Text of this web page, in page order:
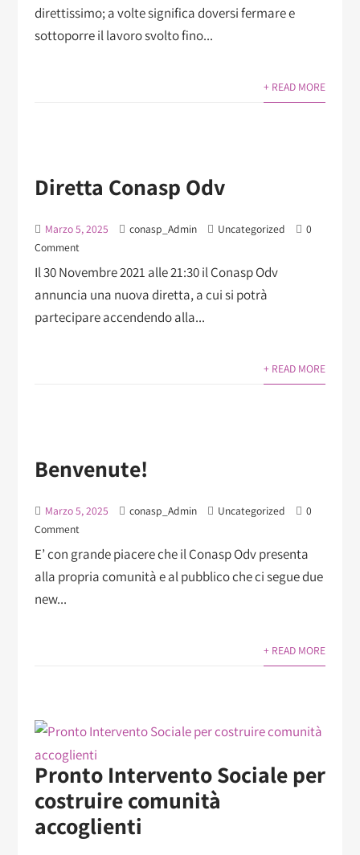
direttissimo; a volte significa doversi fermare e
sottoporre il lavoro svolto fino...
+ READ MORE
Diretta Conasp Odv
Marzo 5, 2025 conasp_Admin Uncategorized
0
Comment
Il 30 Novembre 2021 alle 21:30 il Conasp Odv
annuncia una nuova diretta, a cui si potrà
partecipare accendendo alla...
+ READ MORE
Benvenute!
Marzo 5, 2025 conasp_Admin Uncategorized
0
Comment
E’ con grande piacere che il Conasp Odv presenta
alla propria comunità e al pubblico che ci segue due
new...
+ READ MORE
Pronto Intervento Sociale per
costruire comunità
accoglienti